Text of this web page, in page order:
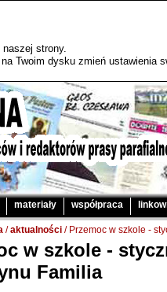
strony.
Twoim dysku zmień ustawienia
materiały współpraca
/aktualności / Przemoc w szkole -
w szkole -
Familia